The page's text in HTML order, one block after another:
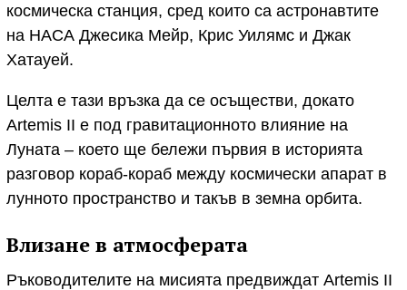
космическа станция, сред които са астронавтите
на НАСА Джесика Мейр, Крис Уилямс и Джак
Хатауей.
Целта е тази връзка да се осъществи, докато
Artemis II е под гравитационното влияние на
Луната – което ще бележи първия в историята
разговор кораб-кораб между космически апарат в
лунното пространство и такъв в земна орбита.
Влизане в атмосферата
Ръководителите на мисията предвиждат Artemis II